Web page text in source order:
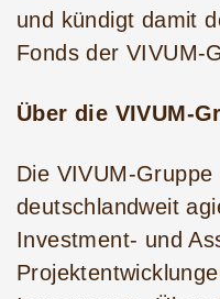
und kündigt damit
Fonds der VIVUM-
Über die VIVUM-
Die VIVUM-
deutschlandweit
Investment- und